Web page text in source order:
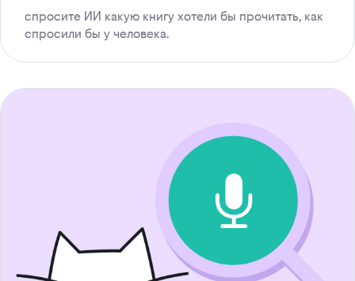
спросите ИИ какую книгу хотели бы прочитать, как
спросили бы у человека.